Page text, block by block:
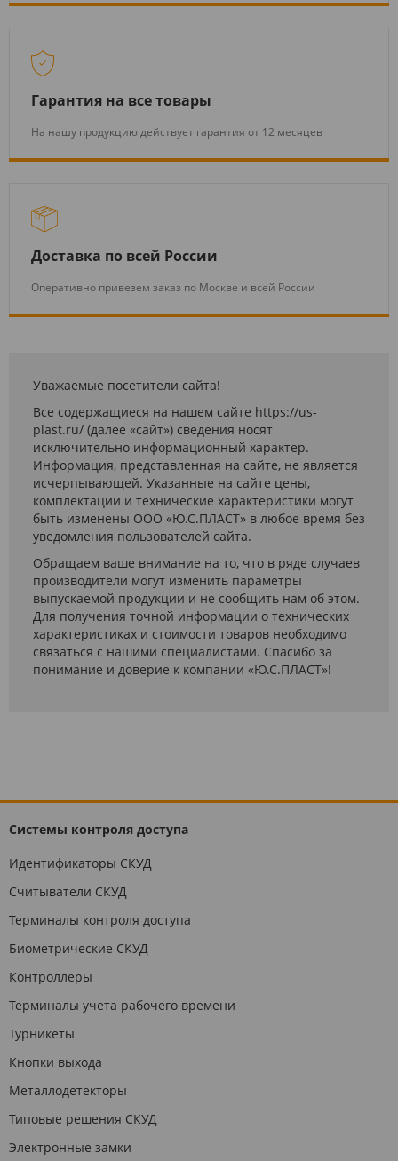
Гарантия на все товары
На нашу продукцию действует гарантия от 12 месяцев
Доставка по всей России
Оперативно привезем заказ по Москве и всей России
Уважаемые посетители сайта!
Все содержащиеся на нашем сайте https://us-
plast.ru/ (далее «сайт») сведения носят
исключительно информационный характер.
Информация, представленная на сайте, не является
исчерпывающей. Указанные на сайте цены,
комплектации и технические характеристики могут
быть изменены ООО «Ю.С.ПЛАСТ» в любое время без
уведомления пользователей сайта.
Обращаем ваше внимание на то, что в ряде случаев
производители могут изменить параметры
выпускаемой продукции и не сообщить нам об этом.
Для получения точной информации о технических
характеристиках и стоимости товаров необходимо
связаться с нашими специалистами. Спасибо за
понимание и доверие к компании «Ю.С.ПЛАСТ»!
Системы контроля доступа
Идентификаторы СКУД
Считыватели СКУД
Терминалы контроля доступа
Биометрические СКУД
Контроллеры
Терминалы учета рабочего времени
Турникеты
Кнопки выхода
Металлодетекторы
Типовые решения СКУД
Электронные замки